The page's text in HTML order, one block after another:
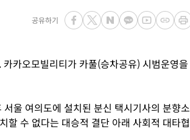
공유하기
카오모빌리티가 카풀(승차공유) 시범운영을
울 여의도에 설치된 분신 택시기사의 분향소
할 수 없다는 대승적 결단 아래 사회적 대타협